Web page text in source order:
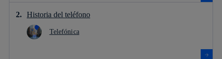
Historia del teléfono
Telefónica